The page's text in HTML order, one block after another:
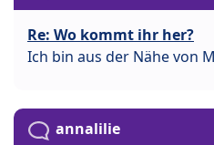
Re: Wo kommt ihr her?
Ich bin aus der Nähe von
annalilie